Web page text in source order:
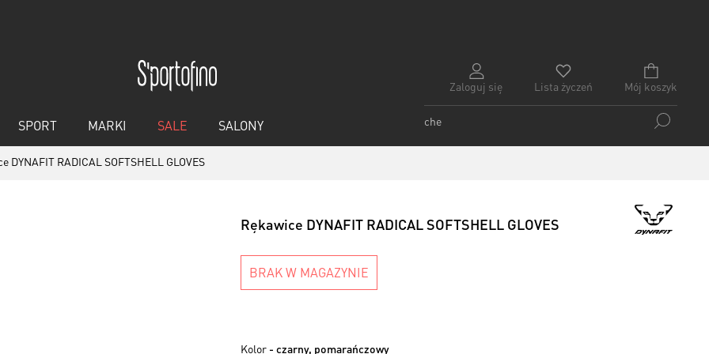
Zaloguj się Mój koszyk
Lista życzeń
SPORT MARKI SALE SALONY
DYNAFIT RADICAL SOFTSHELL GLOVES
Rękawice DYNAFIT RADICAL SOFTSHELL GLOVES
BRAK W MAGAZYNIE
Kolor - czarny, pomarańczowy